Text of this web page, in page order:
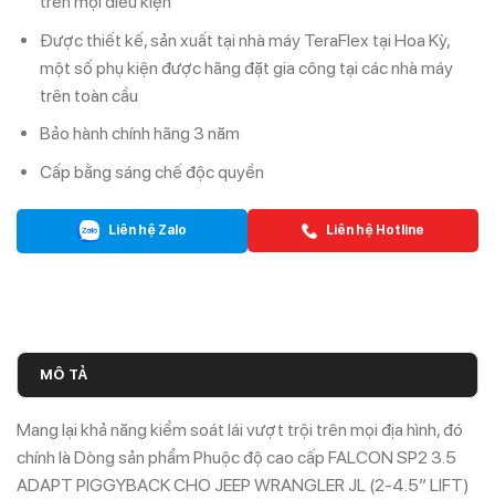
Được thiết kế, sản xuất tại nhà máy TeraFlex tại Hoa Kỳ,
một số phụ kiện được hãng đặt gia công tại các nhà máy
trên toàn cầu
Bảo hành chính hãng 3 năm
Cấp bằng sáng chế độc quyền
Liên hệ Zalo Liên hệ Hotline
MÔ TẢ
Mang lại khả năng kiểm soát lái vượt trội trên mọi địa hình, đó
chính là Dòng sản phẩm Phuộc độ cao cấp FALCON SP2 3.5
ADAPT PIGGYBACK CHO JEEP WRANGLER JL (2-4.5” LIFT)